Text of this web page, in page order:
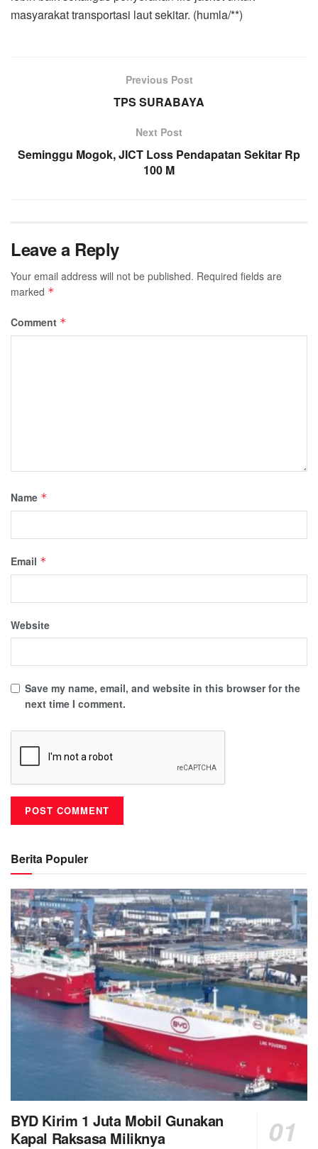
masyarakat transportasi laut sekitar. (humla/**)
Previous Post
TPS SURABAYA
Next Post
Seminggu Mogok, JICT Loss Pendapatan Sekitar Rp
100 M
Leave a Reply
Your email address will not be published. Required fields are
marked *
Comment *
Name *
Email *
Website
Save my name, email, and website in this browser for the
next time I comment.
Berita Populer
BYD Kirim 1 Juta Mobil Gunakan
Kapal Raksasa Miliknya